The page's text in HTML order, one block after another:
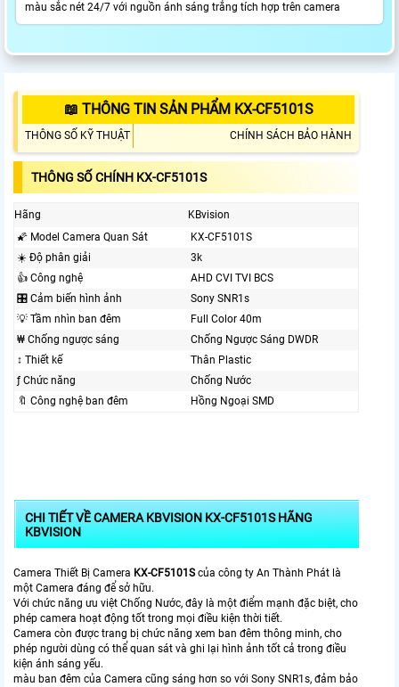
màu sắc nét 24/7 với nguồn ánh sáng trắng tích hợp trên camera
📖 THÔNG TIN SẢN PHẨM KX-CF5101S
THÔNG SỐ KỸ THUẬT CHÍNH SÁCH BẢO HÀNH
THÔNG SỐ CHÍNH KX-CF5101S
Hãng
KBvision
🌠 Model Camera Quan Sát
KX-CF5101S
☀️ Độ phân giải
3k
👍 Công nghệ
AHD CVI TVI BCS
🎛 Cảm biến hình ảnh
Sony SNR1s
💡 Tầm nhìn ban đêm
Full Color 40m
₩ Chống ngược sáng
Chống Ngược Sáng DWDR
↕️ Thiết kế
Thân Plastic
ƒ Chức năng
Chống Nước
🔖 Công nghệ ban đêm
Hồng Ngoại SMD
CHI TIẾT VỀ CAMERA KBVISION KX-CF5101S HÃNG
KBVISION
Camera Thiết Bị Camera KX-CF5101Scủa công ty An Thành Phát là
một Camera đáng để sở hữu.
Với chức năng ưu việt Chống Nước, đây là một điểm mạnh đặc biệt, cho
phép camera hoạt động tốt trong mọi điều kiện thời tiết.
Camera còn được trang bị chức năng xem ban đêm thông minh, cho
phép người dùng có thể quan sát và ghi lại hình ảnh tốt cả trong điều
kiện ánh sáng yếu.
màu ban đêm của Camera cũng sáng hơn so với Sony SNR1s, đảm bảo